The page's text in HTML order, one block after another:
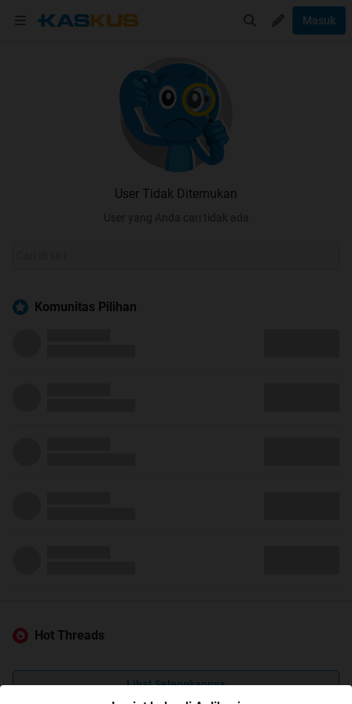
Masuk
User Tidak Ditemukan
User yang Anda cari tidak ada
Komunitas Pilihan
Hot Threads
Lihat Selengkapnya